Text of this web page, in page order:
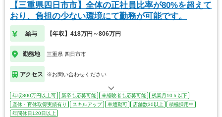
【三重県四日市市】全体の正社員比率が80%を超えて
おり、負担の少ない環境にて勤務が可能です。
給与 【年収】418万円～806万円
勤務地 三重県 四日市市
アクセス ※お問い合わせください
年収800万円以上可 新卒も応募可能 未経験者も応募可能
残業月10ｈ以下
産休・育休取得実績有り
スキルアップ 車通勤可 店舗数30以上
積極採用中
年間休日120日以上